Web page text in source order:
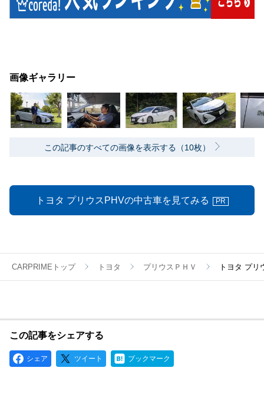
画像ギャラリー
この記事のすべての画像を表示する（10枚）
トヨタ プリウスPHVの中古車を見てみる PR
CARPRIMEトップ トヨタ プリウスＰＨＶ トヨタ プリ
この記事をシェアする
シェア ツイート ブックマーク